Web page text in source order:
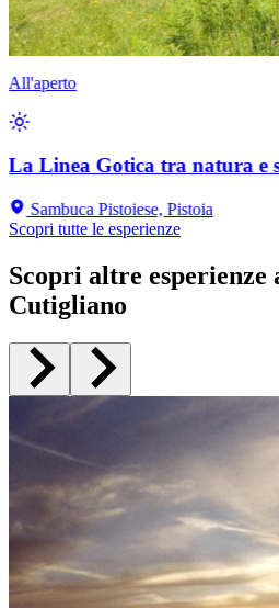
All'aperto
La Linea Gotica tra natura e
Sambuca Pistoiese, Pistoia
Scopri tutte le esperienze
Scopri altre esperienze
Cutigliano